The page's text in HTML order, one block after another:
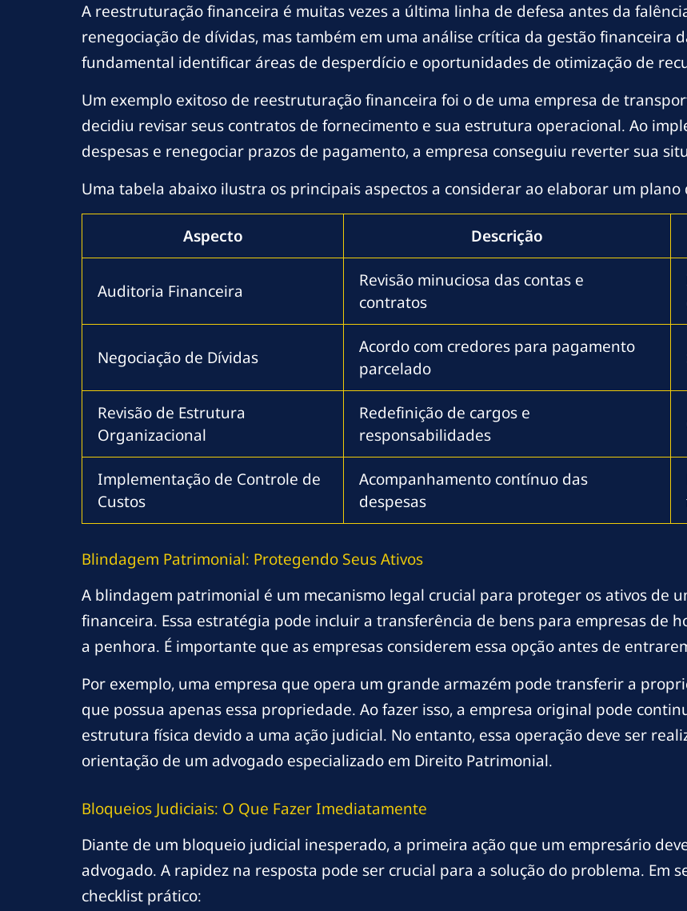
A reestruturação financeira é muitas vezes a última linha de defesa antes da
renegociação de dívidas, mas também em uma análise crítica da gestão financeira
fundamental identificar áreas de desperdício e oportunidades de otimização de
Um exemplo exitoso de reestruturação financeira foi o de uma empresa de
decidiu revisar seus contratos de fornecimento e sua estrutura operacional. Ao
despesas e renegociar prazos de pagamento, a empresa conseguiu reverter sua
Uma tabela abaixo ilustra os principais aspectos a considerar ao elaborar um
Aspecto Descrição
Auditoria Financeira
Revisão minuciosa das contas e
contratos
Negociação de Dívidas
Acordo com credores para pagamento
parcelado
Revisão de Estrutura
Organizacional
Redefinição de cargos e
responsabilidades
Implementação de Controle de
Custos
Acompanhamento contínuo das
despesas
Blindagem Patrimonial: Protegendo Seus Ativos
A blindagem patrimonial é um mecanismo legal crucial para proteger os ativos de
financeira. Essa estratégia pode incluir a transferência de bens para empresas de
a penhora. É importante que as empresas considerem essa opção antes de
Por exemplo, uma empresa que opera um grande armazém pode transferir a
que possua apenas essa propriedade. Ao fazer isso, a empresa original pode
estrutura física devido a uma ação judicial. No entanto, essa operação deve ser
orientação de um advogado especializado em Direito Patrimonial.
Bloqueios Judiciais: O Que Fazer Imediatamente
Diante de um bloqueio judicial inesperado, a primeira ação que um empresário
advogado. A rapidez na resposta pode ser crucial para a solução do problema. Em
checklist prático: